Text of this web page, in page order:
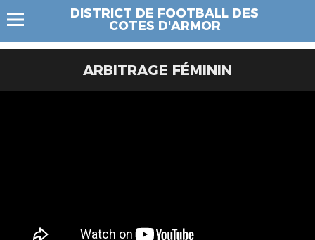
DISTRICT DE FOOTBALL DES
COTES D'ARMOR
ARBITRAGE FÉMININ